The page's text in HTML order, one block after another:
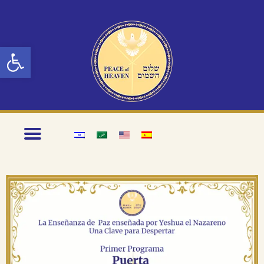
Abrir barra de herramientas